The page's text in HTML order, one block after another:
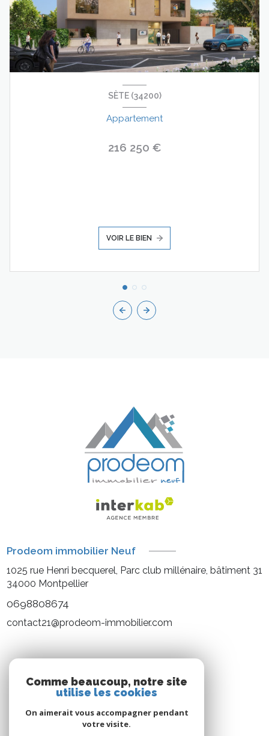
SÈTE (34200)
Appartement
216 250 €
VOIR LE BIEN
Prodeom immobilier Neuf
1025 rue Henri becquerel, Parc club millénaire, bâtiment 31
34000 Montpellier
0698808674
contact21@prodeom-immobilier.com
Nous suivre
Comme beaucoup, notre site
utilise les cookies
On aimerait vous accompagner pendant
votre visite.